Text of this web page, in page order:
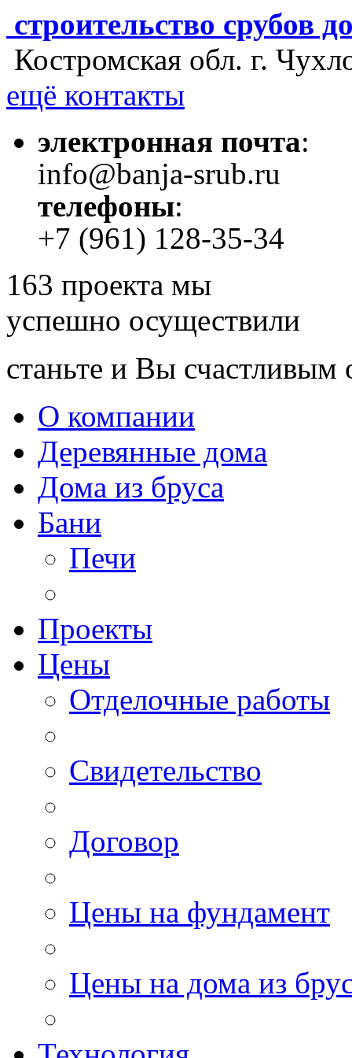
строительство срубов
Костромская обл. г.
ещё контакты
электронная почта:
info@banja-srub.ru
телефоны:
+7 (961) 128-35-34
163 проекта мы
успешно осуществили
станьте и Вы счастливым
О компании
Деревянные дома
Дома из бруса
Бани
Печи
Проекты
Цены
Отделочные работы
Свидетельство
Договор
Цены на фундамент
Цены на дома из